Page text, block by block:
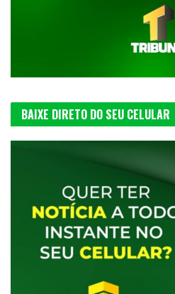
BAIXE DIRETO DO SEU CELULAR